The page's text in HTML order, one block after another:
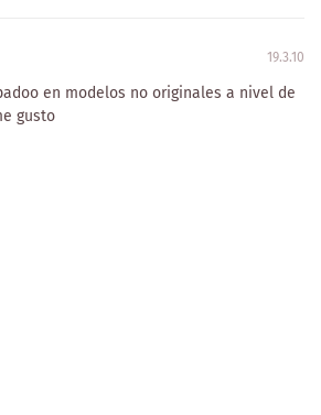
19.3.10
en modelos no originales a nivel de
gusto